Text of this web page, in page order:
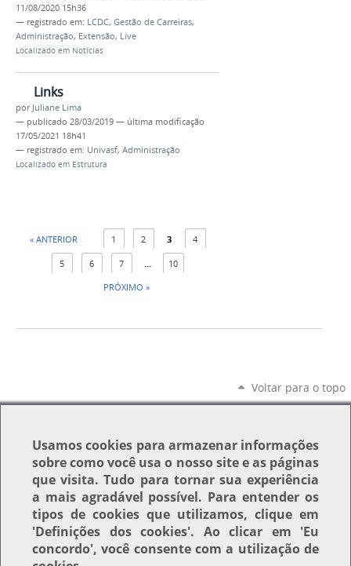
11/08/2020 15h36
— registrado em: LCDC, Gestão de Carreiras,
Administração, Extensão, Live
Localizado em Notícias
Links
por Juliane Lima
— publicado 28/03/2019 — última modificação
17/05/2021 18h41
— registrado em: Univasf, Administração
Localizado em Estrutura
« ANTERIOR 1 2 3 4
5 6 7 ...
10
PRÓXIMO »
Voltar para o topo
Usamoscookies para armazenar informações
sobre como você usa o nosso site e as páginas
que visita. Tudo para tornar sua experiência
a mais agradável possível. Para entender os
tipos de cookies que utilizamos, clique em
'Definições dos cookies'. Ao clicar em 'Eu
concordo', você consente com a utilização de